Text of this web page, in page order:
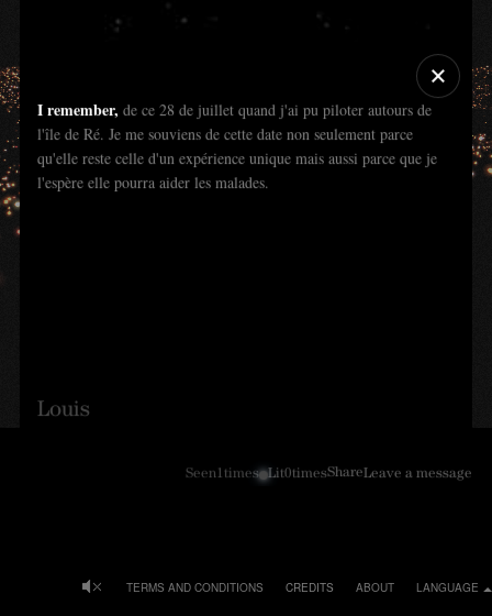
I remember, de ce 28 de juillet quand j'ai pu piloter autours de
l'île de Ré. Je me souviens de cette date non seulement parce
qu'elle reste celle d'un expérience unique mais aussi parce que je
l'espère elle pourra aider les malades.
Louis
Seen1times Lit0timesShareLeave a message
LANGUAGE
ABOUT
CREDITS
TERMS AND CONDITIONS